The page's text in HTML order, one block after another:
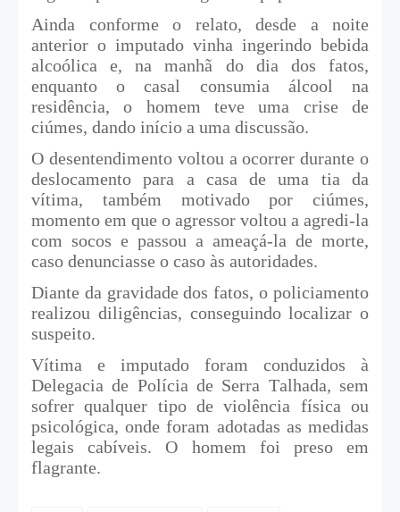
Ainda conforme o relato, desde a noite
anterior o imputado vinha ingerindo bebida
alcoólica e, na manhã do dia dos fatos,
enquanto o casal consumia álcool na
residência, o homem teve uma crise de
ciúmes, dando início a uma discussão.
O desentendimento voltou a ocorrer durante o
deslocamento para a casa de uma tia da
vítima, também motivado por ciúmes,
momento em que o agressor voltou a agredi-la
com socos e passou a ameaçá-la de morte,
caso denunciasse o caso às autoridades.
Diante da gravidade dos fatos, o policiamento
realizou diligências, conseguindo localizar o
suspeito.
Vítima e imputado foram conduzidos à
Delegacia de Polícia de Serra Talhada, sem
sofrer qualquer tipo de violência física ou
psicológica, onde foram adotadas as medidas
legais cabíveis. O homem foi preso em
flagrante.